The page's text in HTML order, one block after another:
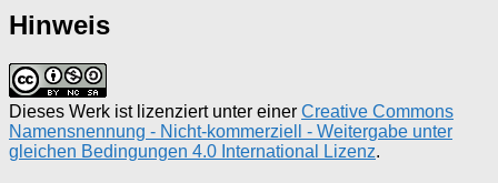
Hinweis
Dieses Werk ist lizenziert unter einer Creative Commons
Namensnennung - Nicht-kommerziell - Weitergabe unter
gleichen Bedingungen 4.0 International Lizenz.